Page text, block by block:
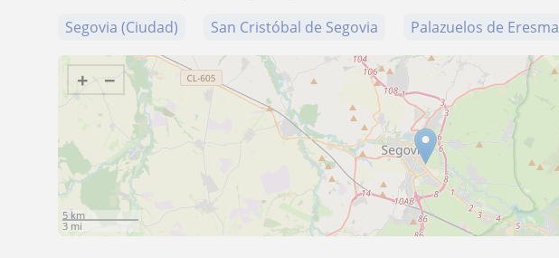
Segovia (Ciudad)
San Cristóbal de Segovia Palazuelos de Eresma
+ −
5 km
3 mi